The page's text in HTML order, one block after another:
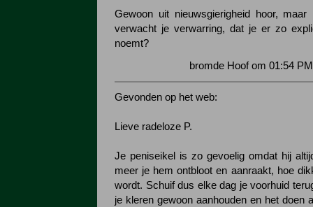
Gewoon uit nieuwsgierigheid hoor,
verwacht je verwarring, dat je er zo
noemt?
bromde Hoof om 01:54
Gevonden op het web:
Lieve radeloze P.
Je peniseikel is zo gevoelig omdat hij
meer je hem ontbloot en aanraakt, hoe
wordt. Schuif dus elke dag je voorhuid
je kleren gewoon aanhouden en het doen